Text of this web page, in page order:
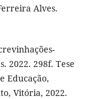
Alves.
2022. 298f. Tese
Educação,
Vitória, 2022.